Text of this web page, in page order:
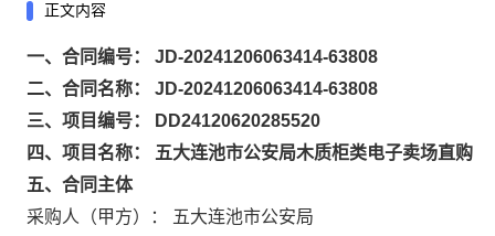
正文内容
一、合同编号： JD-20241206063414-63808
二、合同名称： JD-20241206063414-63808
三、项目编号： DD24120620285520
四、项目名称： 五大连池市公安局木质柜类电子卖场直购
五、合同主体
采购人（甲方）： 五大连池市公安局